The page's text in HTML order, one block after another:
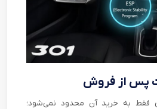
پس از فروش
فقط به خرید آن محدود نمی‌شود؛